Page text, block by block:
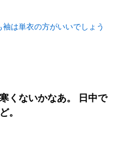
は単衣の方がいいでしょう
くないかなあ。 日中で
。